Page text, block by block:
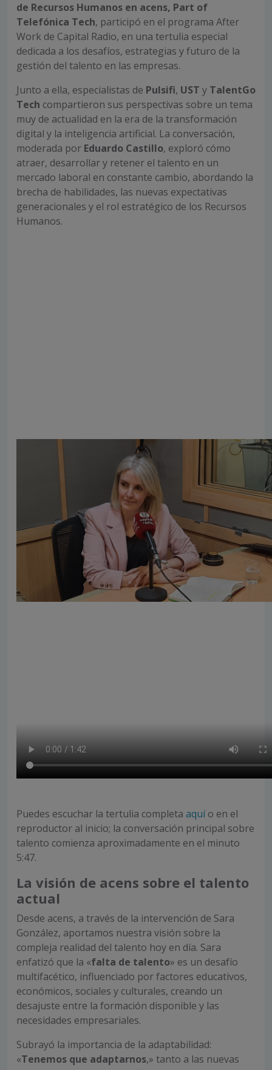
de Recursos Humanos en acens, Part of
Telefónica Tech, participó en el programa After
Work de Capital Radio, en una tertulia especial
dedicada a los desafíos, estrategias y futuro de la
gestión del talento en las empresas.
Junto a ella, especialistas de Pulsifi, UST y TalentGo
Tech compartieron sus perspectivas sobre un tema
muy de actualidad en la era de la transformación
digital y la inteligencia artificial. La conversación,
moderada por Eduardo Castillo, exploró cómo
atraer, desarrollar y retener el talento en un
mercado laboral en constante cambio, abordando la
brecha de habilidades, las nuevas expectativas
generacionales y el rol estratégico de los Recursos
Humanos.
Puedes escuchar la tertulia completa aquío en el
reproductor al inicio; la conversación principal sobre
talento comienza aproximadamente en el minuto
5:47.
La visión de acens sobre el talento
actual
Desde acens, a través de la intervención de Sara
González, aportamos nuestra visión sobre la
compleja realidad del talento hoy en día. Sara
enfatizó que la «falta de talento» es un desafío
multifacético, influenciado por factores educativos,
económicos, sociales y culturales, creando un
desajuste entre la formación disponible y las
necesidades empresariales.
Subrayó la importancia de la adaptabilidad:
«Tenemos que adaptarnos,» tanto a las nuevas